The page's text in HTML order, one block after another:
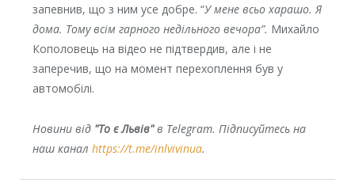
запевнив, що з ним усе добре. “У мене всьо харашо. Я
дома. Тому всім гарного недільного вечора”. Михайло
Кополовець на відео не підтвердив, але і не
заперечив, що на момент перехоплення був у
автомобілі.
Новини від "То є Львів"в Telegram. Підписуйтесь на
наш канал https://t.me/inlvivinua.